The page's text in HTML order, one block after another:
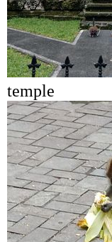
temple